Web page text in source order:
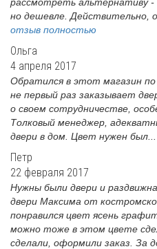
но дешевле. Действительно,
отзыв полностью
Ольга
4 апреля 2017
Обратился в этот магазин по
не первый раз заказывает
о своем сотрудничестве,
Толковый менеджер,
двери в дом. Цвет нужен был...
Петр
22 февраля 2017
Нужны были двери и
двери Максима от
понравился цвет ясень
можно тоже в этом цвете
сделали, оформили заказ. За